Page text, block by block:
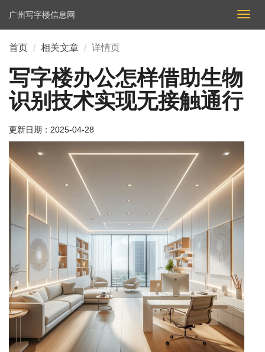
切
换
广州写字楼信息网
首页 相关文章 详情页
写字楼办公怎样借助生物
识别技术实现无接触通行
更新日期： 2025-04-28